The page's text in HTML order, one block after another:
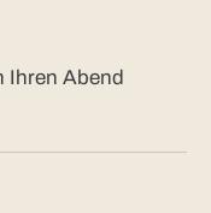
Ihren Abend